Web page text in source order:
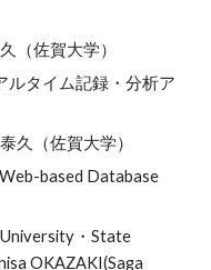
（佐賀大学）
ルタイム記録・分析ア
久（佐賀大学）
based Database
・State
OKAZAKI(Saga